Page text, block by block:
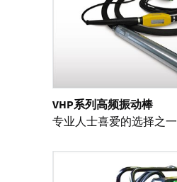
VHP系列高频振动棒
专业人士喜爱的选择之一